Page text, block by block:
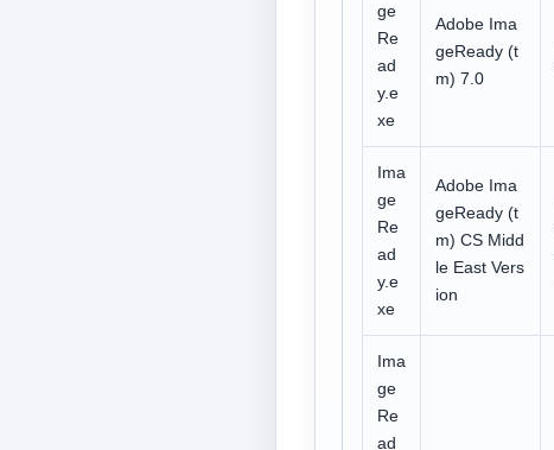
ge
Re
ad
y.e
xe
Adobe Ima
geReady (t
m) 7.0
Ima
ge
Re
ad
y.e
xe
Adobe Ima
geReady (t
m) CS Midd
le East Vers
ion
Ima
ge
Re
ad